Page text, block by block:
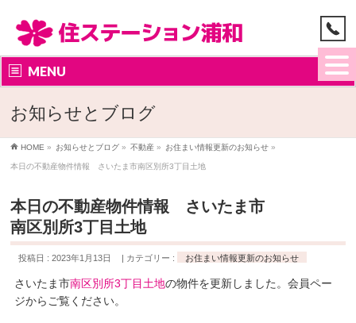
MENU
お知らせとブログ
HOME » お知らせとブログ » 不動産 » お住まい情報更新のお知らせ »
本日の不動産物件情報 さいたま市南区別所3丁目土地
本日の不動産物件情報 さいたま市
南区別所3丁目土地
投稿日 : 2023年1月13日 カテゴリー : お住まい情報更新のお知らせ
さいたま市南区別所3丁目土地の物件を更新しました。会員ペー
ジからご覧ください。